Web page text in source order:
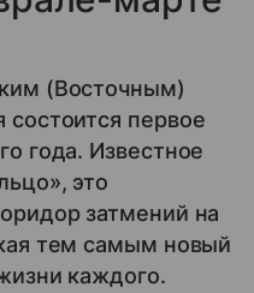
(Восточным)
первое
года. Известное
это
затмений на
тем самым новый
каждого.